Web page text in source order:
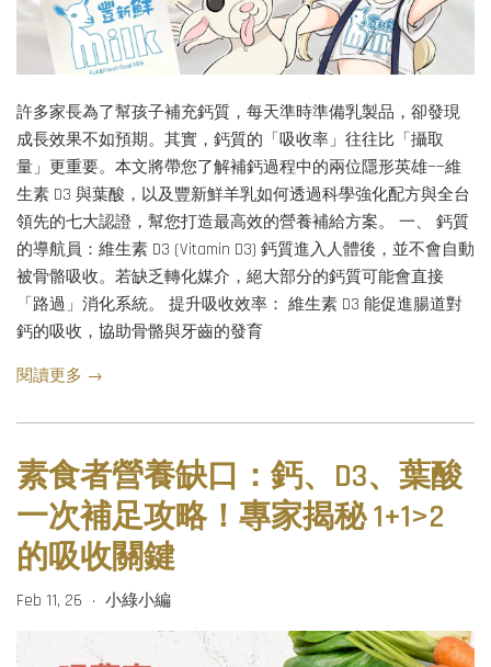
許多家長為了幫孩子補充鈣質，每天準時準備乳製品，卻發現
成長效果不如預期。其實，鈣質的「吸收率」往往比「攝取
量」更重要。本文將帶您了解補鈣過程中的兩位隱形英雄——維
生素 D3 與葉酸，以及豐新鮮羊乳如何透過科學強化配方與全台
領先的七大認證，幫您打造最高效的營養補給方案。 一、 鈣質
的導航員：維生素 D3 (Vitamin D3) 鈣質進入人體後，並不會自動
被骨骼吸收。若缺乏轉化媒介，絕大部分的鈣質可能會直接
「路過」消化系統。 提升吸收效率： 維生素 D3 能促進腸道對
鈣的吸收，協助骨骼與牙齒的發育
閱讀更多 →
素食者營養缺口：鈣、D3、葉酸
一次補足攻略！專家揭秘 1+1>2
的吸收關鍵
Feb 11, 26 • 小綠小編